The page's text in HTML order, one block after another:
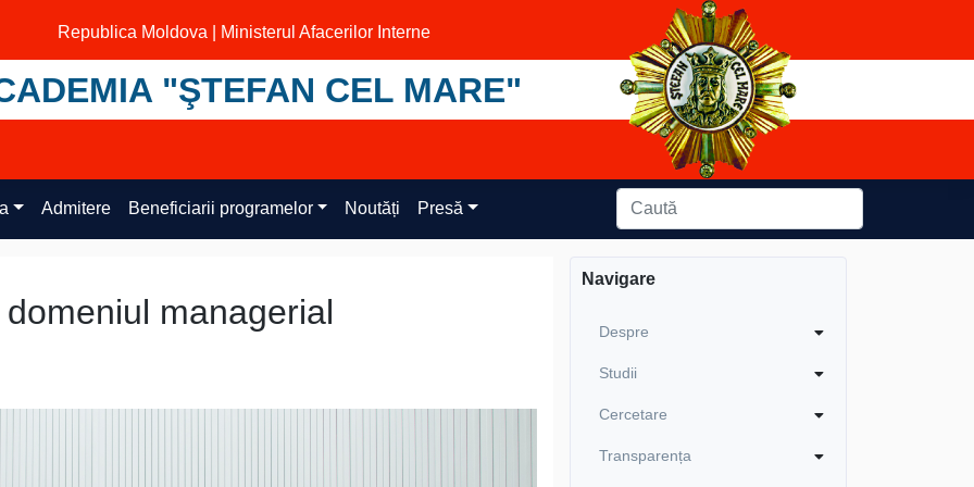
Republica Moldova | Ministerul Afacerilor Interne
"ŞTEFAN CEL MARE"
Admitere Beneficiarii programelor Noutăți Presă
managerial
Navigare
Despre
Studii
Cercetare
Transparența